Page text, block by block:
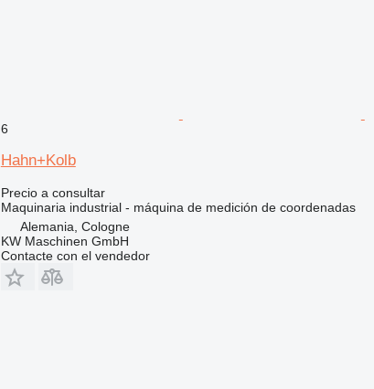
6
Hahn+Kolb
Precio a consultar
Maquinaria industrial - máquina de medición de coordenadas
Alemania, Cologne
KW Maschinen GmbH
Contacte con el vendedor